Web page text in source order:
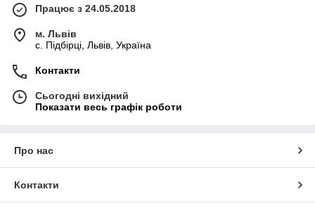
Працює з 24.05.2018
м. Львів
c. Підбірці, Львів, Україна
Контакти
Сьогодні вихідний
Показати весь графік роботи
Про нас
Контакти